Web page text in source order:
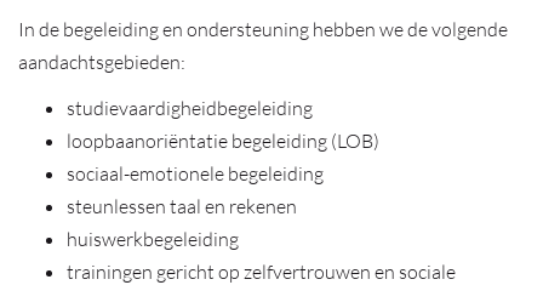
In de begeleiding en ondersteuning hebben we de volgende
aandachtsgebieden:
studievaardigheidbegeleiding
loopbaanoriëntatie begeleiding (LOB)
sociaal-emotionele begeleiding
steunlessen taal en rekenen
huiswerkbegeleiding
trainingen gericht op zelfvertrouwen en sociale